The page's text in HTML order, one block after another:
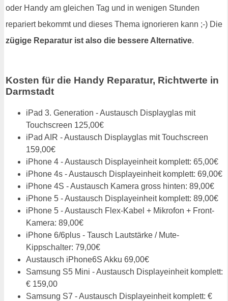
oder Handy am gleichen Tag und in wenigen Stunden
repariert bekommt und dieses Thema ignorieren kann ;-) Die
zügige Reparatur ist also die bessere Alternative.
Kosten für die Handy Reparatur, Richtwerte in
Darmstadt
iPad 3. Generation - Austausch Displayglas mit
Touchscreen 125,00€
iPad AIR - Austausch Displayglas mit Touchscreen
159,00€
iPhone 4 - Austausch Displayeinheit komplett: 65,00€
iPhone 4s - Austausch Displayeinheit komplett: 69,00€
iPhone 4S - Austausch Kamera gross hinten: 89,00€
iPhone 5 - Austausch Displayeinheit komplett: 89,00€
iPhone 5 - Austausch Flex-Kabel + Mikrofon + Front-
Kamera: 89,00€
iPhone 6/6plus - Tausch Lautstärke / Mute-
Kippschalter: 79,00€
Austausch iPhone6S Akku 69,00€
Samsung S5 Mini - Austausch Displayeinheit komplett:
€ 159,00
Samsung S7 - Austausch Displayeinheit komplett: €